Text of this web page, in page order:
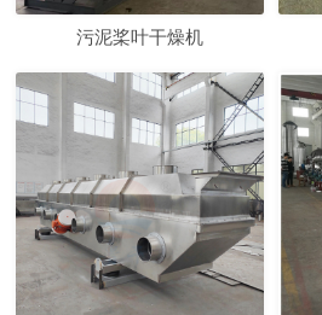
污泥桨叶干燥机